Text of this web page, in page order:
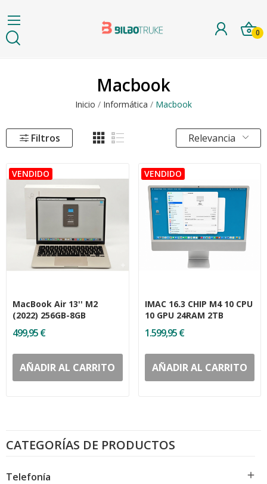
0
Macbook
Inicio Informática Macbook
CATEGORÍAS DE PRODUCTOS
Telefonía 
Filtros Relevancia
MacBook Air 13'' M2
(2022) 256GB-8GB
499,95 €
AÑADIR AL CARRITO
IMAC 16.3 CHIP M4 10 CPU
10 GPU 24RAM 2TB
1.599,95 €
AÑADIR AL CARRITO